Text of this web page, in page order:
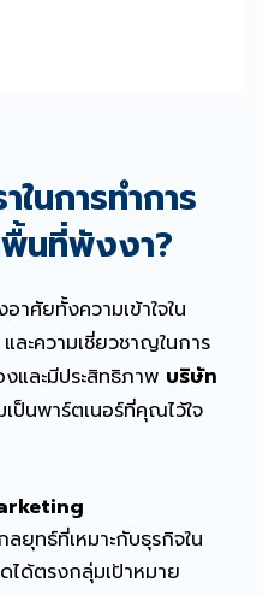
ในการทำการ
นที่พังงา?
าศัยทั้งความเข้าใจใน
ะความเชี่ยวชาญในการ
และมีประสิทธิภาพ บริษัท
ป็นพาร์ตเนอร์ที่คุณไว้ใจ
ยุทธ์ที่เหมาะกับธุรกิจใน
ได้ตรงกลุ่มเป้าหมาย